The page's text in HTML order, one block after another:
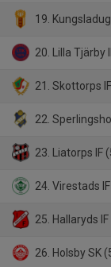
19.
20. Lilla Tjärby
21. Skottorps
22.
23. Liatorps IF
24. Virestads
25. Hallaryds IF
26. Holsby SK